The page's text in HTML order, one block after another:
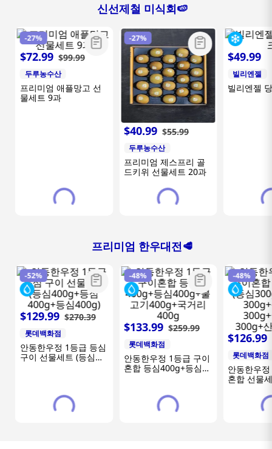
신선제철 미식회🍉
-27%
$72.99 $99.99
두루농수산
프리미엄 애플망고 선
물세트 9과
-27%
$40.99 $55.99
두루농수산
프리미엄 제스프리 골
드키위 선물세트 20과
$49.99
빌리엔젤
빌리엔젤
프리미엄 한우대전🥩
-52%
$129.99 $270.39
롯데백화점
안동한우정 1등급 등심
구이 선물세트 (등심
-48%
$133.99 $259.99
롯데백화점
안동한우정 1등급 구이
혼합 등심400g+등심
400g+불고기400g+국
-48%
$126.99
롯데백화점
안동한우
혼합 선물
고기
300g+산